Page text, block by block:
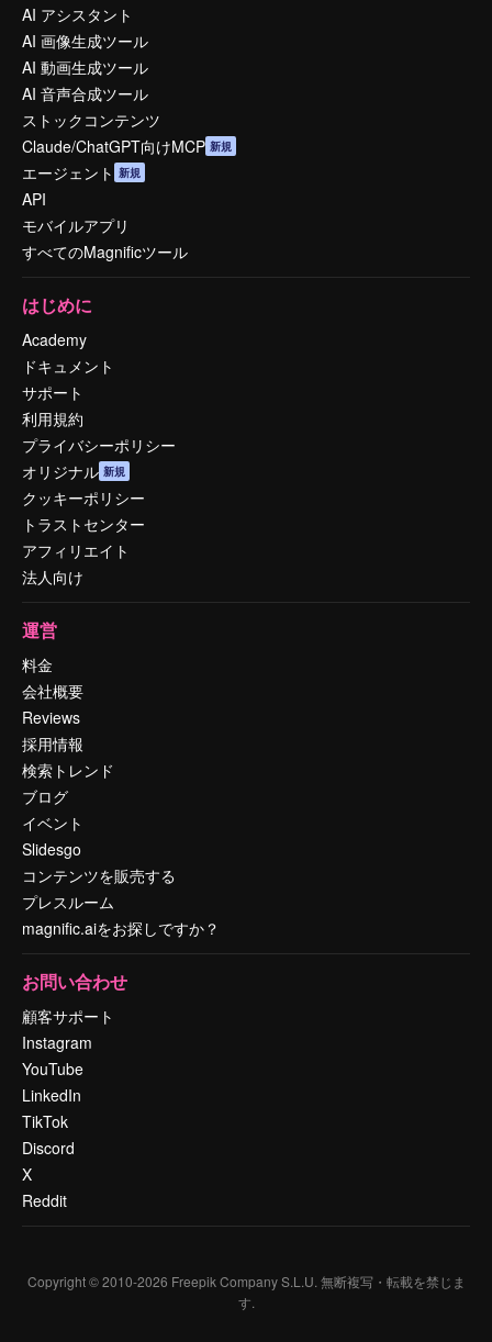
AI アシスタント
AI 画像生成ツール
AI 動画生成ツール
AI 音声合成ツール
ストックコンテンツ
Claude/ChatGPT向けMCP 新規
エージェント 新規
API
モバイルアプリ
すべてのMagnificツール
はじめに
Academy
ドキュメント
サポート
利用規約
プライバシーポリシー
オリジナル 新規
クッキーポリシー
トラストセンター
アフィリエイト
法人向け
運営
料金
会社概要
Reviews
採用情報
検索トレンド
ブログ
イベント
Slidesgo
コンテンツを販売する
プレスルーム
magnific.aiをお探しですか？
お問い合わせ
顧客サポート
Instagram
YouTube
LinkedIn
TikTok
Discord
X
Reddit
Copyright © 2010-2026 Freepik Company S.L.U. 無断複写・転載を禁じま
す.